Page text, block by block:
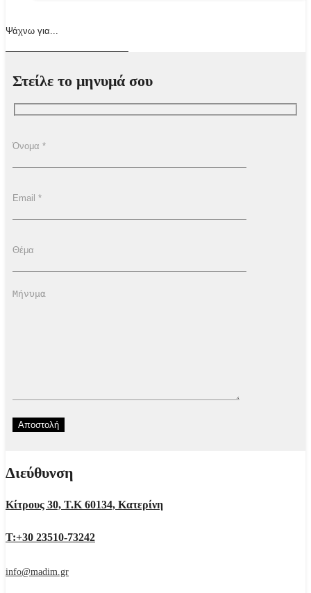
Στείλε το μηνυμά σου
Διεύθυνση
Κίτρους 30, Τ.Κ 60134, Κατερίνη
Τ:+30 23510-73242
info@madim.gr